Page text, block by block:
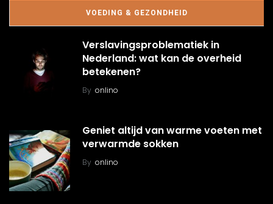
VOEDING & GEZONDHEID
Verslavingsproblematiek in
Nederland: wat kan de overheid
betekenen?
By onlino
Geniet altijd van warme voeten met
verwarmde sokken
By onlino